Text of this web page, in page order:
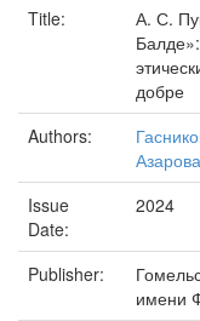
Title:
А. С.
добре
Authors:
Issue
Date:
2024
Publisher:
имени